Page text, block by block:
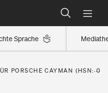
Sprache
finden
eingestuft
finden
PORSCHE CAYMAN (HSN: